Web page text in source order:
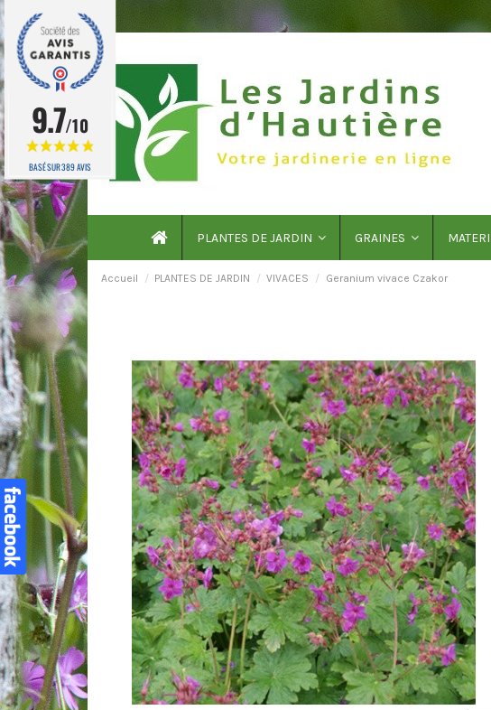
PLANTES DE JARDIN GRAINES
Accueil PLANTES DE JARDIN VIVACES Geranium vivace Czakor
9.7/10
BASÉ SUR 389 AVIS